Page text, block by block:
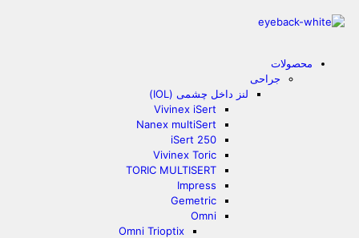
محصولات
جراحی
لنز داخل چشمی (IOL)
Vivinex iSert
Nanex multiSert
iSert 250
Vivinex Toric
TORIC MULTISERT
Impress
Gemetric
Omni
Omni Trioptix